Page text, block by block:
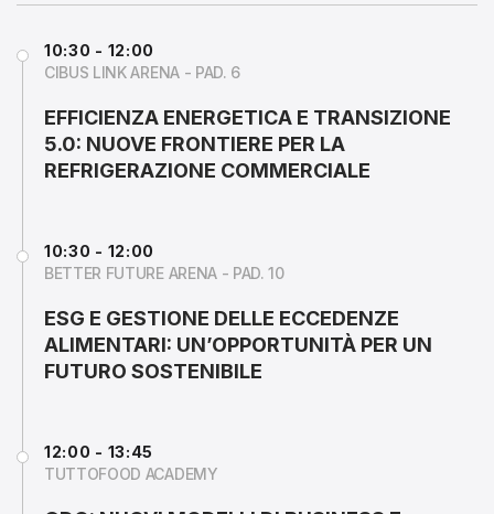
10:30 - 12:00
CIBUS LINK ARENA - PAD. 6
EFFICIENZA ENERGETICA E TRANSIZIONE
5.0: NUOVE FRONTIERE PER LA
REFRIGERAZIONE COMMERCIALE
10:30 - 12:00
BETTER FUTURE ARENA - PAD. 10
ESG E GESTIONE DELLE ECCEDENZE
ALIMENTARI: UN’OPPORTUNITÀ PER UN
FUTURO SOSTENIBILE
12:00 - 13:45
TUTTOFOOD ACADEMY